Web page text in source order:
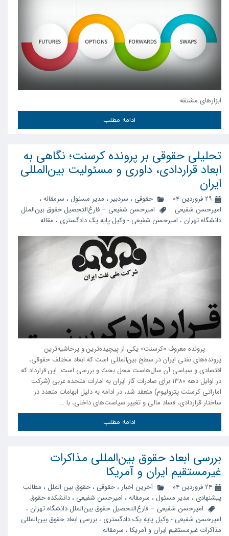
ابزارهای مشتقه
ادامه مطلب
تحلیلی حقوقی بر پرونده کرسنت؛ نگاهی به
ابعاد قراردادی، داوری و مسئولیت بین‌المللی
ایران
۲۹ فروردین ۰۴ حقوقی ، سردبیر ، مدیر مسئول ، سرمقاله ،
امیرحسن شفیعی
امیرحسن شفیعی – فارغ‌التحصیل حقوق بین‌الملل
دانشگاه تهران ، امیرحسن شفیعی - وکیل پایه یک دادگستری ، مقاله
پرونده معروف «کرسنت» یکی از پیچیده‌ترین و پرحاشیه‌ترین
پرونده‌های نفتی ایران در سطح بین‌المللی است که ابعاد مختلف حقوقی،
اقتصادی و سیاسی آن سال‌هاست محل بحث و بررسی است. این قرارداد که
در اوایل دهه ۱۳۸۰ برای صادرات گاز ایران به امارات متحده عربی (شرکت
اماراتی کرسنت پترولیوم) منعقد شد، در ادامه به دلیل ابهامات متعدد در
ساختار قراردادی، فساد مالی و تغییر سیاست‌های داخلی، با …
ادامه مطلب
بررسی ابعاد حقوق بین‌المللی مذاکرات
غیرمستقیم ایران و آمریکا
۲۴ فروردین ۰۴ آخرین اخبار ، حقوقی ، حقوق بین الملل ، مطالب
پیشنهادی ، مدیر مسئول ، سرمقاله ، امیرحسن شفیعی ، دانشکده حقوق
امیرحسن شفیعی – فارغ‌التحصیل حقوق بین‌الملل دانشگاه تهران ،
امیرحسن شفیعی - وکیل پایه یک دادگستری ، بررسی ابعاد حقوق بین‌المللی
مذاکرات غیرمستقیم ایران و آمریکا ، سرمقاله